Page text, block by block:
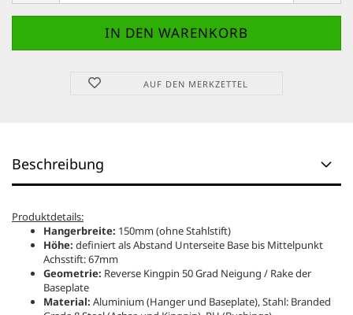
AUF DEN MERKZETTEL
Beschreibung
Produktdetails:
Hangerbreite: 150mm (ohne Stahlstift)
Höhe: definiert als Abstand Unterseite Base bis Mittelpunkt
Achsstift: 67mm
Geometrie: Reverse Kingpin 50 Grad Neigung / Rake der
Baseplate
Material: Aluminium (Hanger und Baseplate), Stahl: Branded